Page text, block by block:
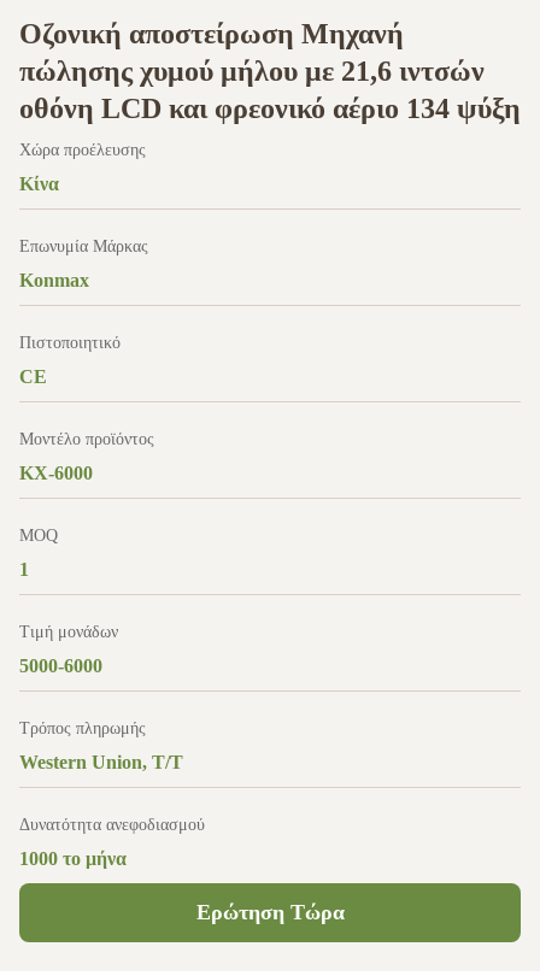
Οζονική αποστείρωση Μηχανή
πώλησης χυμού μήλου με 21,6 ιντσών
οθόνη LCD και φρεονικό αέριο 134 ψύξη
Χώρα προέλευσης
Κίνα
Επωνυμία Μάρκας
Konmax
Πιστοποιητικό
CE
Μοντέλο προϊόντος
KX-6000
MOQ
1
Τιμή μονάδων
5000-6000
Τρόπος πληρωμής
Western Union, T/T
Δυνατότητα ανεφοδιασμού
1000 το μήνα
Ερώτηση Τώρα